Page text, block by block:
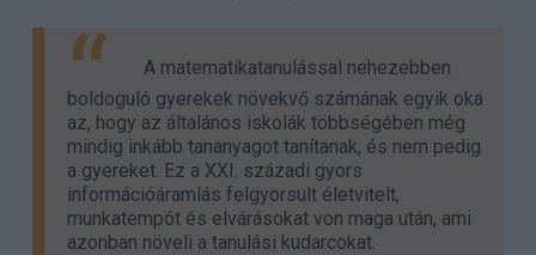
A matematikatanulással nehezebben
boldoguló gyerekek növekvő számának egyik oka
az, hogy az általános iskolák többségében még
mindig inkább tananyagot tanítanak, és nem pedig
a gyereket. Ez a XXI. századi gyors
információáramlás felgyorsult életvitelt,
munkatempót és elvárásokat von maga után, ami
azonban növeli a tanulási kudarcokat.